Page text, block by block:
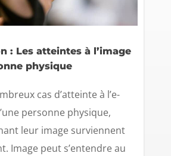
: Les atteintes à l’image
physique
cas d’atteinte à l’e-
personne physique,
leur image surviennent
Image peut s’entendre au